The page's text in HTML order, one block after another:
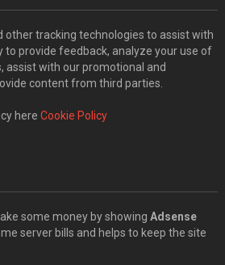
other tracking technologies to assist with
to provide feedback, analyze your use of
assist with our promotional and
content from third parties.
here Cookie Policy
some money by showing Adsense
server bills and helps to keep the site